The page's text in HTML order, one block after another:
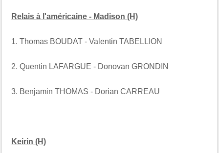
Relais à l'américaine - Madison (H)
1. Thomas BOUDAT - Valentin TABELLION
2. Quentin LAFARGUE - Donovan GRONDIN
3. Benjamin THOMAS - Dorian CARREAU
Keirin (H)